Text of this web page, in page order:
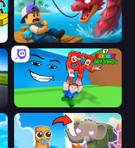
Fish It Now